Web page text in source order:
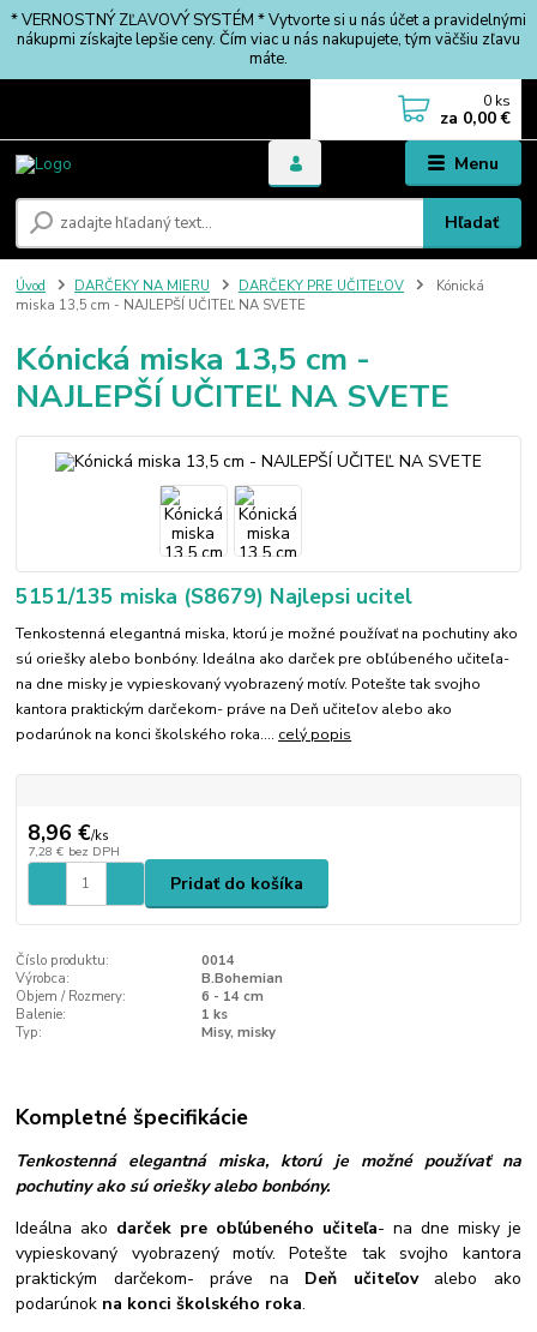
* VERNOSTNÝ ZĽAVOVÝ SYSTÉM * Vytvorte si u nás účet a pravidelnými
nákupmi získajte lepšie ceny. Čím viac u nás nakupujete, tým väčšiu zľavu
máte.
Menu
Hľadať
0 ks
za 0,00 €
Úvod DARČEKY NA MIERU DARČEKY PRE UČITEĽOV
Kónická
miska 13,5 cm - NAJLEPŠÍ UČITEĽ NA SVETE
Kónická miska 13,5 cm -
NAJLEPŠÍ UČITEĽ NA SVETE
5151/135 miska (S8679) Najlepsi ucitel
Tenkostenná elegantná miska, ktorú je možné používať na pochutiny ako
sú oriešky alebo bonbóny. Ideálna ako darček pre obľúbeného učiteľa-
na dne misky je vypieskovaný vyobrazený motív. Potešte tak svojho
kantora praktickým darčekom- práve na Deň učiteľov alebo ako
podarúnok na konci školského roka.... celý popis
8,96 €/ks
7,28 € bez DPH
Pridať do košíka
Číslo produktu:
0014
Výrobca:
B.Bohemian
Objem / Rozmery:
6 - 14 cm
Balenie:
1 ks
Typ:
Misy, misky
Kompletné špecifikácie
Tenkostenná elegantná miska, ktorú je možné používať na
pochutiny ako sú oriešky alebo bonbóny.
Ideálna ako darček pre obľúbeného učiteľa- na dne misky je
vypieskovaný vyobrazený motív. Potešte tak svojho kantora
praktickým darčekom- práve na Deň učiteľovalebo ako
podarúnok na konci školského roka.